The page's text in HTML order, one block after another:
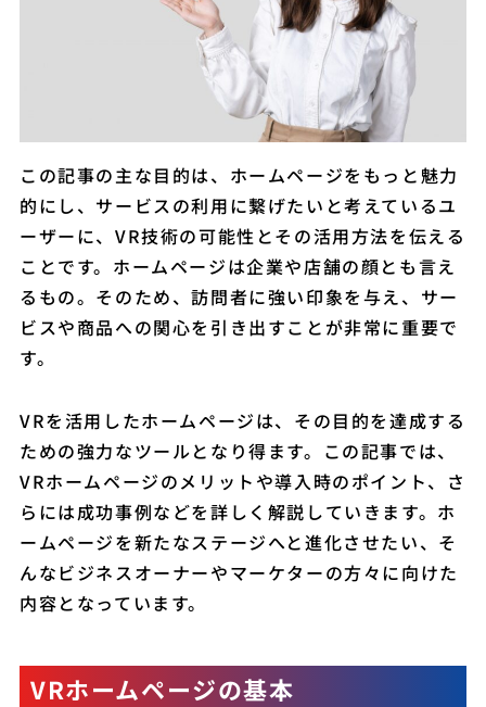
この記事の主な目的は、ホームページをもっと魅力
的にし、サービスの利用に繋げたいと考えているユ
ーザーに、VR技術の可能性とその活用方法を伝える
ことです。ホームページは企業や店舗の顔とも言え
るもの。そのため、訪問者に強い印象を与え、サー
ビスや商品への関心を引き出すことが非常に重要で
す。
VRを活用したホームページは、その目的を達成する
ための強力なツールとなり得ます。この記事では、
VRホームページのメリットや導入時のポイント、さ
らには成功事例などを詳しく解説していきます。ホ
ームページを新たなステージへと進化させたい、そ
んなビジネスオーナーやマーケターの方々に向けた
内容となっています。
VRホームページの基本